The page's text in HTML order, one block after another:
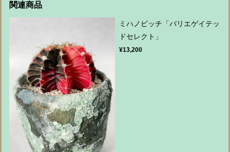
関連商品
ミハノビッチ「バリエゲイテッ
ドセレクト」
¥13,200